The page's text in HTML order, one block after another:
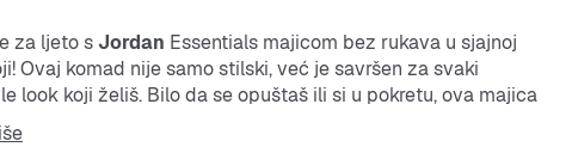
za ljeto s Jordan Essentials majicom bez rukava u sjajnoj
Ovaj komad nije samo stilski, već je savršen za svaki
look koji želiš. Bilo da se opuštaš ili si u pokretu, ova majica
diže tvoj stil na višu razinu.